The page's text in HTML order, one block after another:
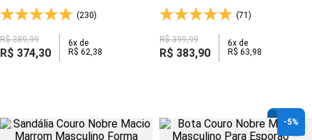
Palmilha em Couro Natural - 5300
(230)
R$ 389,99
R$ 374,30
6x de
R$ 62,38
Elástico Lateral e Palmilha Anti-
Impacto - 3054
(71)
R$ 399,99
R$ 383,90
6x de
R$ 63,98
-5%